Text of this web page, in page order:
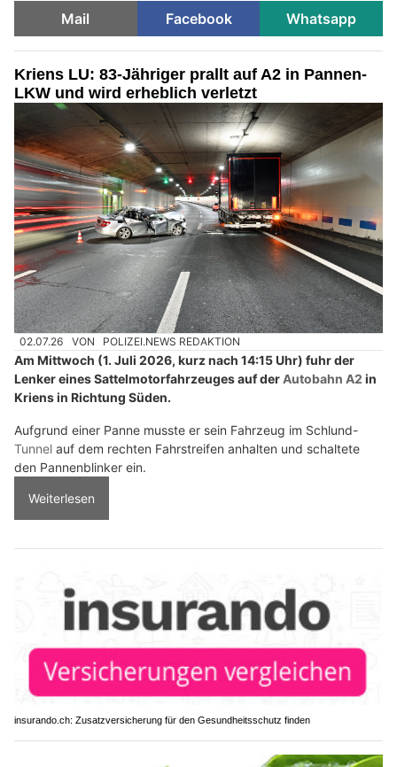
Mail
Facebook Whatsapp
Kriens LU: 83-Jähriger prallt auf A2 in Pannen-
LKW und wird erheblich verletzt
02.07.26 VON POLIZEI.NEWS REDAKTION
Am Mittwoch (1. Juli 2026, kurz nach 14:15 Uhr) fuhr der
Lenker eines Sattelmotorfahrzeuges auf derAutobahn A2 in
Kriens in Richtung Süden.
Aufgrund einer Panne musste er sein Fahrzeug im Schlund-
Tunnel auf dem rechten Fahrstreifen anhalten und schaltete
den Pannenblinker ein.
Weiterlesen
insurando.ch: Zusatzversicherung für den Gesundheitsschutz finden